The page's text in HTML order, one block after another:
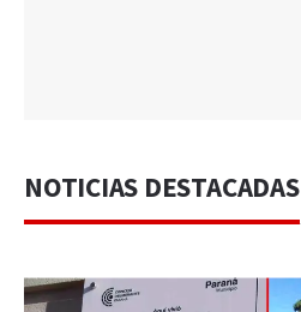
NOTICIAS DESTACADAS